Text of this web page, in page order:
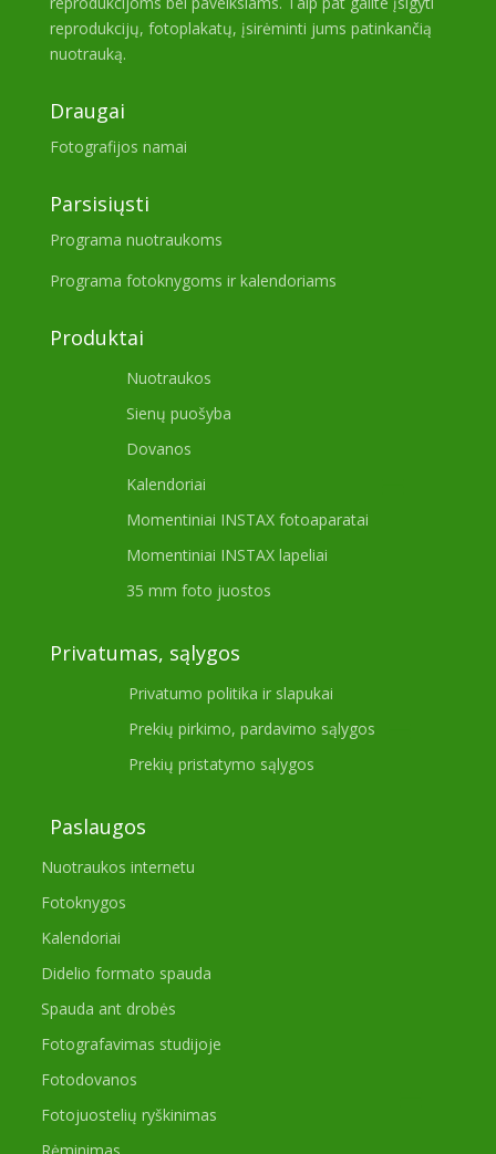
reprodukcijų, fotoplakatų, įsirėminti jums patinkančią
nuotrauką.
Draugai
Fotografijos namai
Parsisiųsti
Programa nuotraukoms
Programa fotoknygoms ir kalendoriams
Produktai
Nuotraukos
Sienų puošyba
Dovanos
Kalendoriai
Momentiniai INSTAX fotoaparatai
Momentiniai INSTAX lapeliai
35 mm foto juostos
Privatumas, sąlygos
Privatumo politika ir slapukai
Prekių pirkimo, pardavimo sąlygos
Prekių pristatymo sąlygos
Paslaugos
Nuotraukos internetu
Fotoknygos
Kalendoriai
Didelio formato spauda
Spauda ant drobės
Fotografavimas studijoje
Fotodovanos
Fotojuostelių ryškinimas
Rėminimas